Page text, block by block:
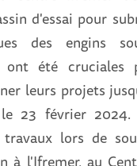
d'essai pour
des engins
ont été cruciales
leurs projets
le 23 février
lors de
à l'Ifremer, au